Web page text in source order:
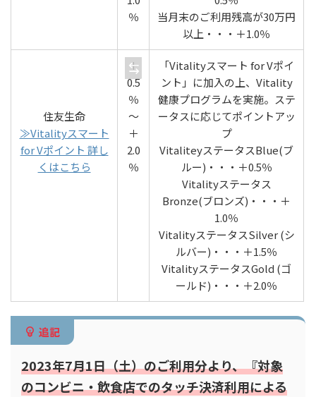
％
当月末のご利用残高が30万円
以上・・・＋1.0％
住友生命
≫Vitalityスマート
for Vポイント 詳し
くはこちら
＋
0.5
％
〜
＋
2.0
％
「Vitalityスマート for Vポイ
ント」に加入の上、Vitality
健康プログラムを実施。ステ
ータスに応じてポイントアッ
プ
VitaliteyステータスBlue(ブ
ルー)・・・＋0.5％
Vitalityステータス
Bronze(ブロンズ)・・・＋
1.0％
VitalityステータスSilver (シ
ルバー)・・・＋1.5％
VitalityステータスGold (ゴ
ールド)・・・＋2.0％
追記
2023年7月1日（土）のご利用分より、『対象
のコンビニ・飲食店でのタッチ決済利用による